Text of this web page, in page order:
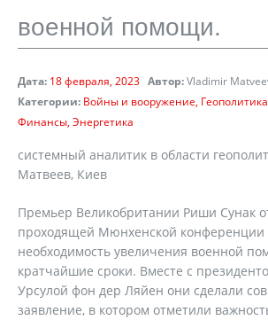
военной помощи.
Дата: 18 февраля, 2023 Автор:Vladimir
Категории: Войны и вооружение Геополитика
Финансы Энергетика
системный аналитик в области
Матвеев, Киев
Премьер Великобритании Риши Сунак
проходящей Мюнхенской конференции
необходимость увеличения военной
кратчайшие сроки. Вместе с
Урсулой фон дер Ляйен они сделали
заявление, в котором отметили